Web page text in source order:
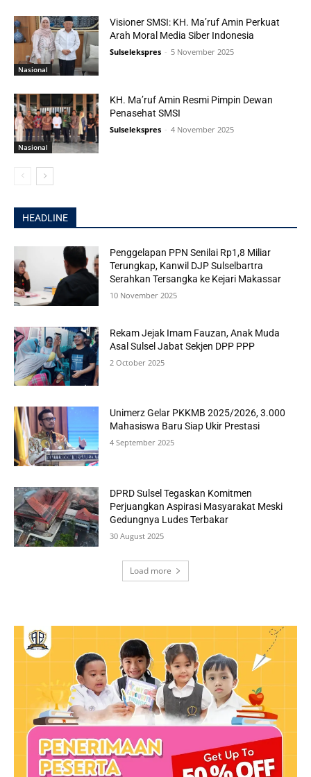
Nasional
Visioner SMSI: KH. Ma’ruf Amin Perkuat
Arah Moral Media Siber Indonesia
Sulselekspres - 5 November 2025
Nasional
KH. Ma’ruf Amin Resmi Pimpin Dewan
Penasehat SMSI
Sulselekspres - 4 November 2025
HEADLINE
Penggelapan PPN Senilai Rp1,8 Miliar
Terungkap, Kanwil DJP Sulselbartra
Serahkan Tersangka ke Kejari Makassar
10 November 2025
Rekam Jejak Imam Fauzan, Anak Muda
Asal Sulsel Jabat Sekjen DPP PPP
2 October 2025
Unimerz Gelar PKKMB 2025/2026, 3.000
Mahasiswa Baru Siap Ukir Prestasi
4 September 2025
DPRD Sulsel Tegaskan Komitmen
Perjuangkan Aspirasi Masyarakat Meski
Gedungnya Ludes Terbakar
30 August 2025
Load more